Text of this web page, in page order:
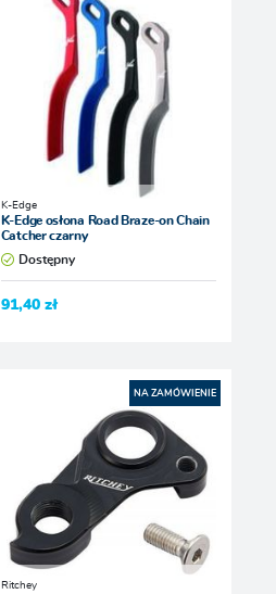
K-Edge
K-Edge osłona Road Braze-on Chain
Catcher czarny
Dostępny
91,40 zł
NA ZAMÓWIENIE
Ritchey